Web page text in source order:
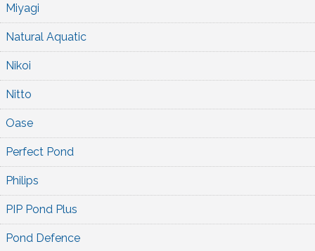
Miyagi
Natural Aquatic
Nikoi
Nitto
Oase
Perfect Pond
Philips
PIP Pond Plus
Pond Defence